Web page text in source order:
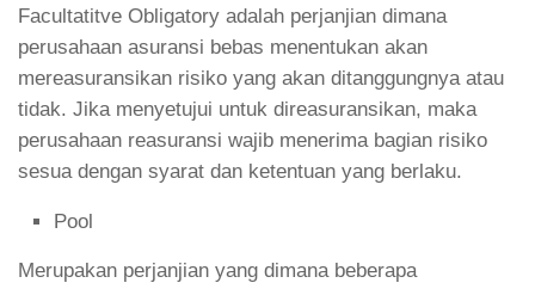
Facultatitve Obligatory adalah perjanjian dimana
perusahaan asuransi bebas menentukan akan
mereasuransikan risiko yang akan ditanggungnya atau
tidak. Jika menyetujui untuk direasuransikan, maka
perusahaan reasuransi wajib menerima bagian risiko
sesua dengan syarat dan ketentuan yang berlaku.
Pool
Merupakan perjanjian yang dimana beberapa